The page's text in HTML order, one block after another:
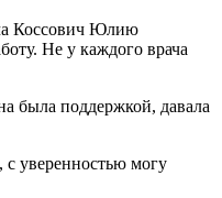
Коссович Юлию
Не у каждого врача
была поддержкой, давала
с уверенностью могу